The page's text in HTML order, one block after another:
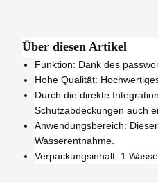
Über diesen Artikel
Funktion: Dank des
Hohe Qualität:
Durch die direkte
Schutzabdeckungen auch
Anwendungsbereich:
Wasserentnahme.
Verpackungsinhalt: 1